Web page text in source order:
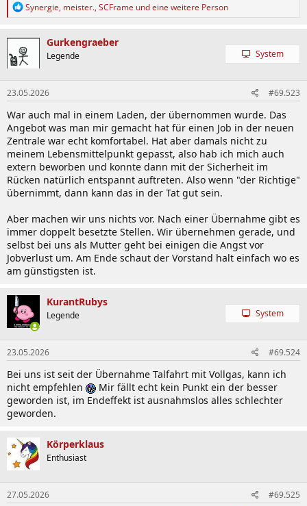
R
k
t
i
n
e
n
:
Synergie, meister., SCFrame und eine weitere Person
Gurkengraeber
Legende System
23.05.2026 #69.523
War auch mal in einem Laden, der übernommen wurde. Das
Angebot was man mir gemacht hat für einen Job in der neuen
Zentrale war echt komfortabel. Hat aber damals nicht zu
meinem Lebensmittelpunkt gepasst, also hab ich mich auch
extern beworben und konnte dann mit der Sicherheit im
Rücken natürlich entspannt auftreten. Also wenn "der Richtige"
übernimmt, dann kann das in der Tat gut sein.
Aber machen wir uns nichts vor. Nach einer Übernahme gibt es
immer doppelt besetzte Stellen. Wir übernehmen gerade, und
selbst bei uns als Mutter geht bei einigen die Angst vor
Jobverlust um. Am Ende schaut der Vorstand halt einfach wo es
am günstigsten ist.
KurantRubys
Legende System
23.05.2026 #69.524
Bei uns ist seit der Übernahme Talfahrt mit Vollgas, kann ich
nicht empfehlen
Mir fällt echt kein Punkt ein der besser
geworden ist, im Endeffekt ist ausnahmslos alles schlechter
geworden.
Körperklaus
Enthusiast
27.05.2026 #69.525